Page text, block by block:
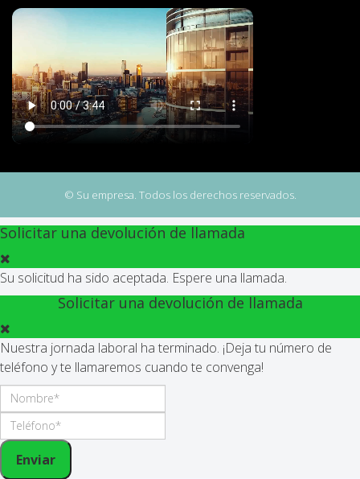
© Su empresa. Todos los derechos reservados.
Solicitar una devolución de llamada
Su solicitud ha sido aceptada. Espere una llamada.
Solicitar una devolución de llamada
Nuestra jornada laboral ha terminado. ¡Deja tu número de
teléfono y te llamaremos cuando te convenga!
Enviar